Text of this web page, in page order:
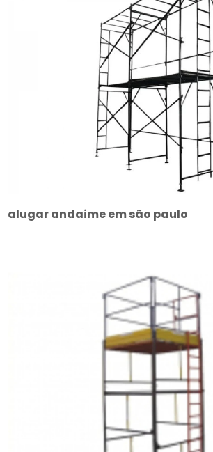
alugar andaime em são paulo